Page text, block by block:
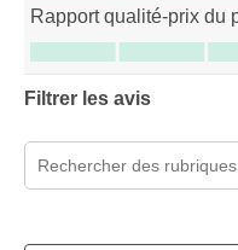
Rapport qualité-prix du
Rapport qualité-prix du
Filtrer les avis
Zone de recherche de